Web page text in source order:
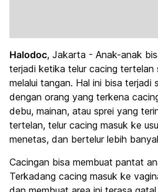
Halodoc, Jakarta - Anak-anak
terjadi ketika telur cacing tertelan
melalui tangan. Hal ini bisa terjadi
dengan orang yang terkena
debu, mainan, atau sprei yang
tertelan, telur cacing masuk ke
menetas, dan bertelur lebih
Cacingan bisa membuat pantat
Terkadang cacing masuk ke